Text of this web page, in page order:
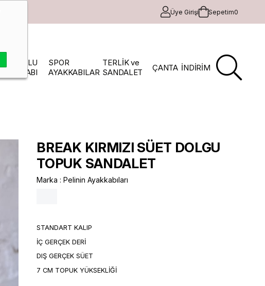
Üye Girişi Sepetim0
TOPUKLU
AYAKKABI
SPOR
AYAKKABILAR
TERLİK ve
SANDALET
ÇANTA İNDİRİM
BREAK KIRMIZI SÜET DOLGU
TOPUK SANDALET
Marka : Pelinin Ayakkabıları
STANDART KALIP
İÇ GERÇEK DERİ
DIŞ GERÇEK SÜET
7 CM TOPUK YÜKSEKLİĞİ